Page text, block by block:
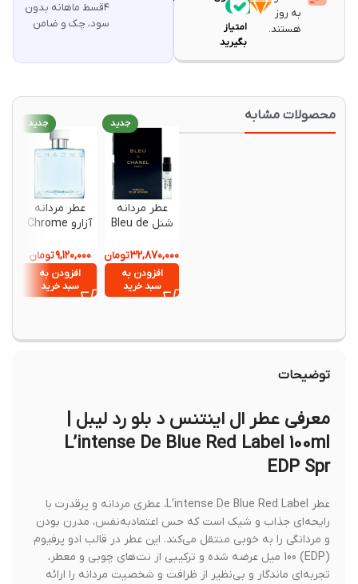
به روز
هستند.
۹۵
امتیاز
بگیرید
۴قسط ماهانه بدون
سود، چک و ضامن
محصولات مشابه
عطر مردانه
شنل Bleu de
Parfum حجم۳۲,۸۷۰,۰۰۰تومان
افزودن به
سبد خرید
جدید
عطر مردانه
آزارو Chrome
Toilette حجم
100 میلی‌لیتر
۹,۱۲۰,۰۰۰تومان
افزودن به
سبد خرید
جدید
ست
توضیحات
معرفی عطر ال اینتنس د بلو رد لیبل |
L’intense De Blue Red Label 100ml
EDP Spr
عطر L’intense De Blue Red Label، عطری مردانه و پرقدرت با
رایحه‌ای جذاب و شیک است که حس اعتمادبه‌نفس، مدرن بودن
و مردانگی را به خوبی منتقل می‌کند. این عطر در قالب ادو پرفیوم
(EDP) 100 میل عرضه شده و ترکیبی از نت‌های چوبی و معطر،
تجربه‌ای ماندگار و بی‌نظیر از ظرافت و شخصیت مردانه را ارائه